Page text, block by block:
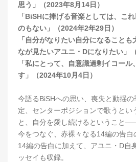
思う」（2023年8月14日）
「BiSHに捧げる音楽としては、こ
のもない」（2024年2年29日）
「自分がなりたい自分になること
なが見たいアユニ・Dになりたい」
「私にとって、自意識過剰イコー
す」（2024年10月4日）
今語るBiSHへの思い、喪失と動揺
定、センターポジションで歌うとい
と、自分を愛し続けるということ
今をつなぐ、赤裸々なる14編の告白
14編の告白に加えて、アユニ・D自
ッセイも収録。